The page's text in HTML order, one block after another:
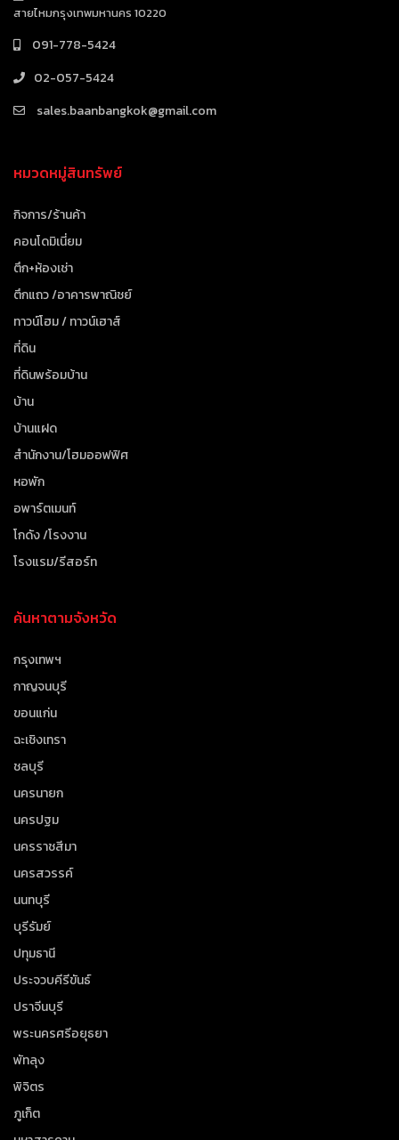
สายไหมกรุงเทพมหานคร 10220
091-778-5424
02-057-5424
sales.baanbangkok@gmail.com
หมวดหมู่สินทรัพย์
กิจการ/ร้านค้า
คอนโดมิเนี่ยม
ตึก+ห้องเช่า
ตึกแถว /อาคารพาณิชย์
ทาวน์โฮม / ทาวน์เฮาส์
ที่ดิน
ที่ดินพร้อมบ้าน
บ้าน
บ้านแฝด
สำนักงาน/โฮมออฟฟิศ
หอพัก
อพาร์ตเมนท์
โกดัง /โรงงาน
โรงแรม/รีสอร์ท
ค้นหาตามจังหวัด
กรุงเทพฯ
กาญจนบุรี
ขอนแก่น
ฉะเชิงเทรา
ชลบุรี
นครนายก
นครปฐม
นครราชสีมา
นครสวรรค์
นนทบุรี
บุรีรัมย์
ปทุมธานี
ประจวบคีรีขันธ์
ปราจีนบุรี
พระนครศรีอยุธยา
พัทลุง
พิจิตร
ภูเก็ต